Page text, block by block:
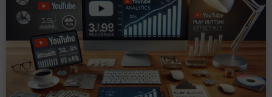
Geld
Faceless
YouTube-
Kanälen